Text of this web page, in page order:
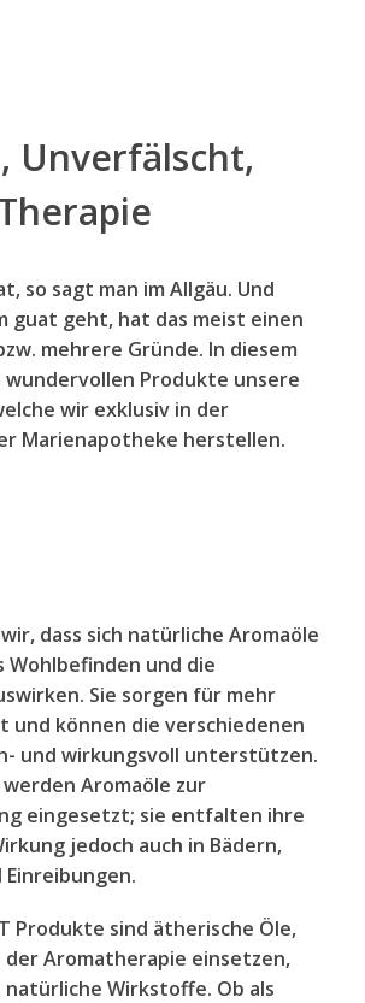
Unverfälscht,
herapie
so sagt man im Allgäu. Und
guat geht, hat das meist einen
mehrere Gründe. In diesem
wundervollen Produkte unsere
wir exklusiv in der
Marienapotheke herstellen.
dass sich natürliche Aromaöle
Wohlbefinden und die
Sie sorgen für mehr
und können die verschiedenen
und wirkungsvoll unterstützen.
Aromaöle zur
eingesetzt; sie entfalten ihre
jedoch auch in Bädern,
Einreibungen.
Produkte sind ätherische Öle,
der Aromatherapie einsetzen,
Wirkstoffe. Ob als